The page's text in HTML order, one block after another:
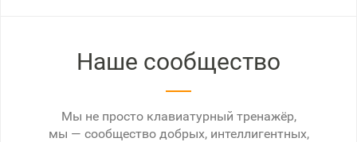
Наше сообщество
Мы не просто клавиатурный тренажёр,
мы — сообщество добрых, интеллигентных,